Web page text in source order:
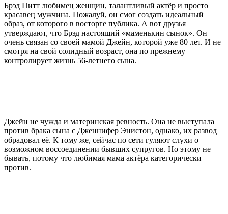
Брэд Питт любимец женщин, талантливый актёр и просто
красавец мужчина. Пожалуй, он смог создать идеальный
образ, от которого в восторге публика. А вот друзья
утверждают, что Брэд настоящий «маменькин сынок». Он
очень связан со своей мамой Джейн, которой уже 80 лет. И не
смотря на свой солидный возраст, она по прежнему
контролирует жизнь 56-летнего сына.
Джейн не чужда и материнская ревность. Она не выступала
против брака сына с Дженнифер Энистон, однако, их развод
обрадовал её. К тому же, сейчас по сети гуляют слухи о
возможном воссоединении бывших супругов. Но этому не
бывать, потому что любимая мама актёра категорически
против.